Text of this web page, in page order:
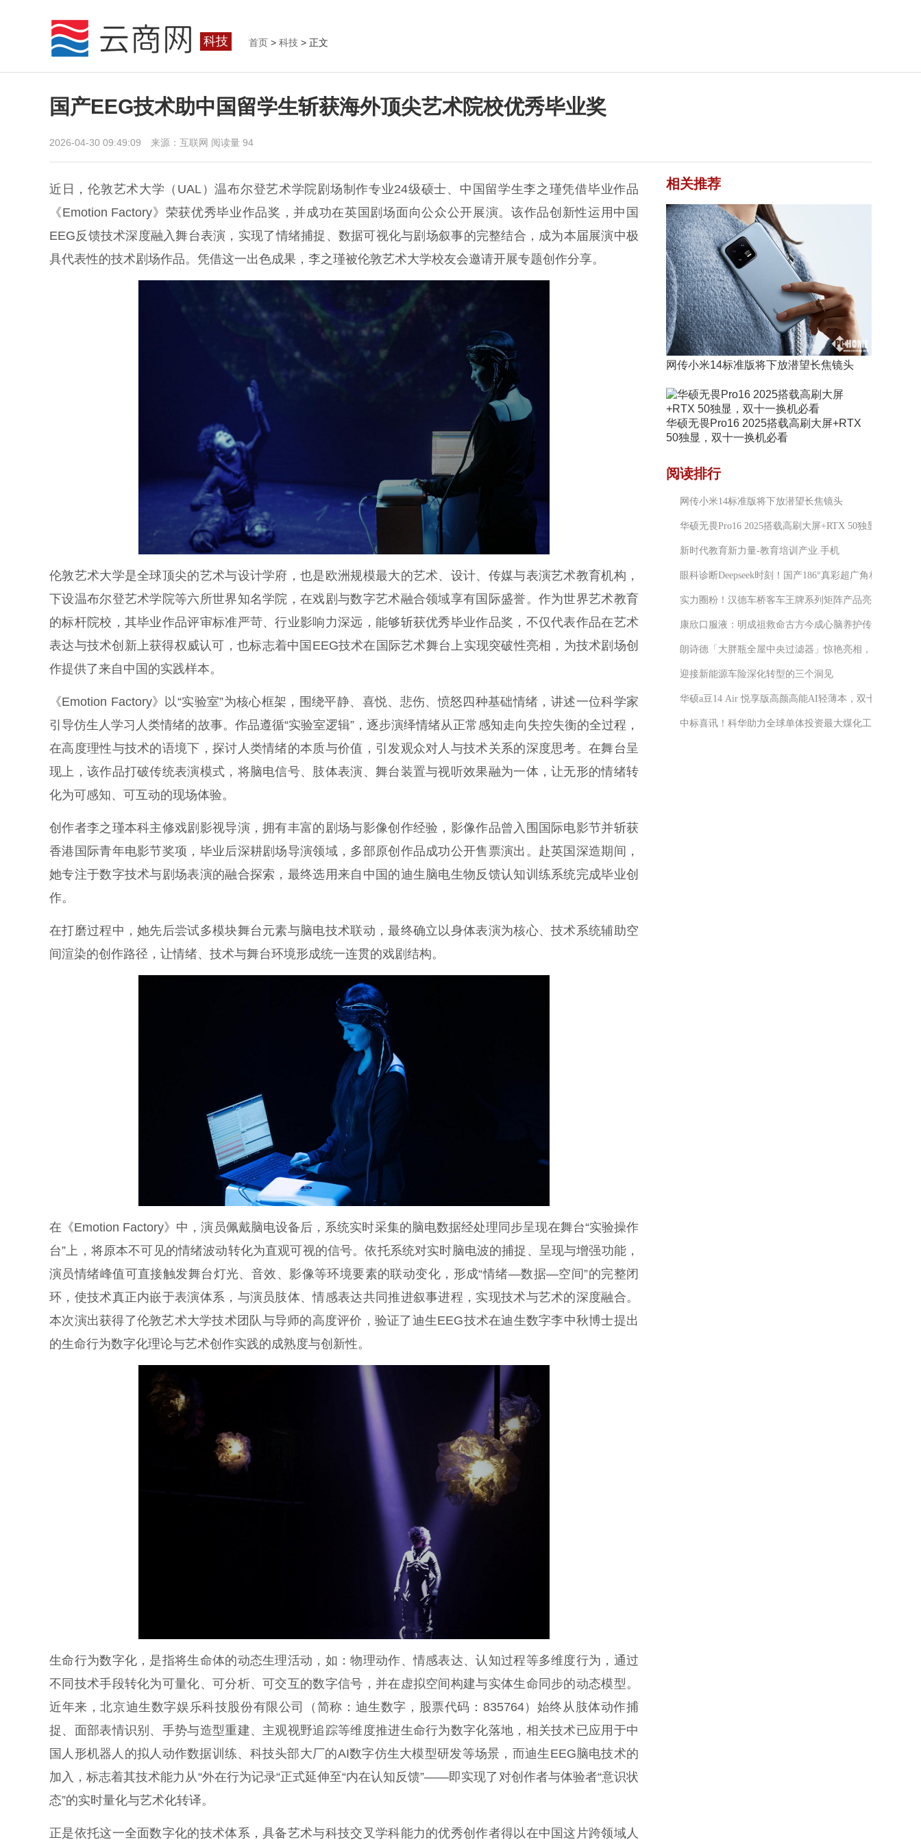
科技 首页 > 科技 > 正文
国产EEG技术助中国留学生斩获海外顶尖艺术院校优秀毕业奖
2026-04-30 09:49:09 来源：互联网 阅读量 94
近日，伦敦艺术大学（UAL）温布尔登艺术学院剧场制作专业24级硕士、中国留学生李之瑾凭借毕业作品
《Emotion Factory》荣获优秀毕业作品奖，并成功在英国剧场面向公众公开展演。该作品创新性运用中国
EEG反馈技术深度融入舞台表演，实现了情绪捕捉、数据可视化与剧场叙事的完整结合，成为本届展演中极
具代表性的技术剧场作品。凭借这一出色成果，李之瑾被伦敦艺术大学校友会邀请开展专题创作分享。
伦敦艺术大学是全球顶尖的艺术与设计学府，也是欧洲规模最大的艺术、设计、传媒与表演艺术教育机构，
下设温布尔登艺术学院等六所世界知名学院，在戏剧与数字艺术融合领域享有国际盛誉。作为世界艺术教育
的标杆院校，其毕业作品评审标准严苛、行业影响力深远，能够斩获优秀毕业作品奖，不仅代表作品在艺术
表达与技术创新上获得权威认可，也标志着中国EEG技术在国际艺术舞台上实现突破性亮相，为技术剧场创
作提供了来自中国的实践样本。
《Emotion Factory》以“实验室”为核心框架，围绕平静、喜悦、悲伤、愤怒四种基础情绪，讲述一位科学家
引导仿生人学习人类情绪的故事。作品遵循“实验室逻辑”，逐步演绎情绪从正常感知走向失控失衡的全过程，
在高度理性与技术的语境下，探讨人类情绪的本质与价值，引发观众对人与技术关系的深度思考。在舞台呈
现上，该作品打破传统表演模式，将脑电信号、肢体表演、舞台装置与视听效果融为一体，让无形的情绪转
化为可感知、可互动的现场体验。
创作者李之瑾本科主修戏剧影视导演，拥有丰富的剧场与影像创作经验，影像作品曾入围国际电影节并斩获
香港国际青年电影节奖项，毕业后深耕剧场导演领域，多部原创作品成功公开售票演出。赴英国深造期间，
她专注于数字技术与剧场表演的融合探索，最终选用来自中国的迪生脑电生物反馈认知训练系统完成毕业创
作。
在打磨过程中，她先后尝试多模块舞台元素与脑电技术联动，最终确立以身体表演为核心、技术系统辅助空
间渲染的创作路径，让情绪、技术与舞台环境形成统一连贯的戏剧结构。
在《Emotion Factory》中，演员佩戴脑电设备后，系统实时采集的脑电数据经处理同步呈现在舞台“实验操作
台”上，将原本不可见的情绪波动转化为直观可视的信号。依托系统对实时脑电波的捕捉、呈现与增强功能，
演员情绪峰值可直接触发舞台灯光、音效、影像等环境要素的联动变化，形成“情绪—数据—空间”的完整闭
环，使技术真正内嵌于表演体系，与演员肢体、情感表达共同推进叙事进程，实现技术与艺术的深度融合。
本次演出获得了伦敦艺术大学技术团队与导师的高度评价，验证了迪生EEG技术在迪生数字李中秋博士提出
的生命行为数字化理论与艺术创作实践的成熟度与创新性。
生命行为数字化，是指将生命体的动态生理活动，如：物理动作、情感表达、认知过程等多维度行为，通过
不同技术手段转化为可量化、可分析、可交互的数字信号，并在虚拟空间构建与实体生命同步的动态模型。
近年来，北京迪生数字娱乐科技股份有限公司（简称：迪生数字，股票代码：835764）始终从肢体动作捕
捉、面部表情识别、手势与造型重建、主观视野追踪等维度推进生命行为数字化落地，相关技术已应用于中
国人形机器人的拟人动作数据训练、科技头部大厂的AI数字仿生大模型研发等场景，而迪生EEG脑电技术的
加入，标志着其技术能力从“外在行为记录“正式延伸至“内在认知反馈”——即实现了对创作者与体验者“意识状
态”的实时量化与艺术化转译。
正是依托这一全面数字化的技术体系，具备艺术与科技交叉学科能力的优秀创作者得以在中国这片跨领域人
相关推荐
网传小米14标准版将下放潜望长焦镜头
华硕无畏Pro16 2025搭载高刷大屏+RTX
50独显，双十一换机必看
阅读排行
网传小米14标准版将下放潜望长焦镜头
华硕无畏Pro16 2025搭载高刷大屏+RTX 50独显，双十一
新时代教育新力量-教育培训产业.手机
眼科诊断Deepseek时刻！国产186°真彩超广角相机全球首
实力圈粉！汉德车桥客车王牌系列矩阵产品亮相广州公
康欣口服液：明成祖救命古方今成心脑养护传奇
朗诗德「大胖瓶全屋中央过滤器」惊艳亮相，家庭水质
迎接新能源车险深化转型的三个洞见
华硕a豆14 Air 悦享版高颜高能AI轻薄本，双十一补贴到
中标喜讯！科华助力全球单体投资最大煤化工项目再立